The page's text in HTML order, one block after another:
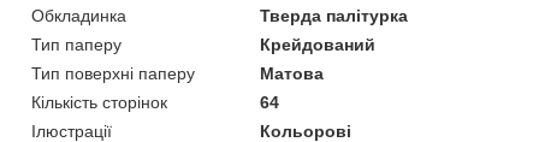
Обкладинка
Тверда палітурка
Тип паперу
Крейдований
Тип поверхні паперу
Матова
Кількість сторінок
64
Ілюстрації
Кольорові